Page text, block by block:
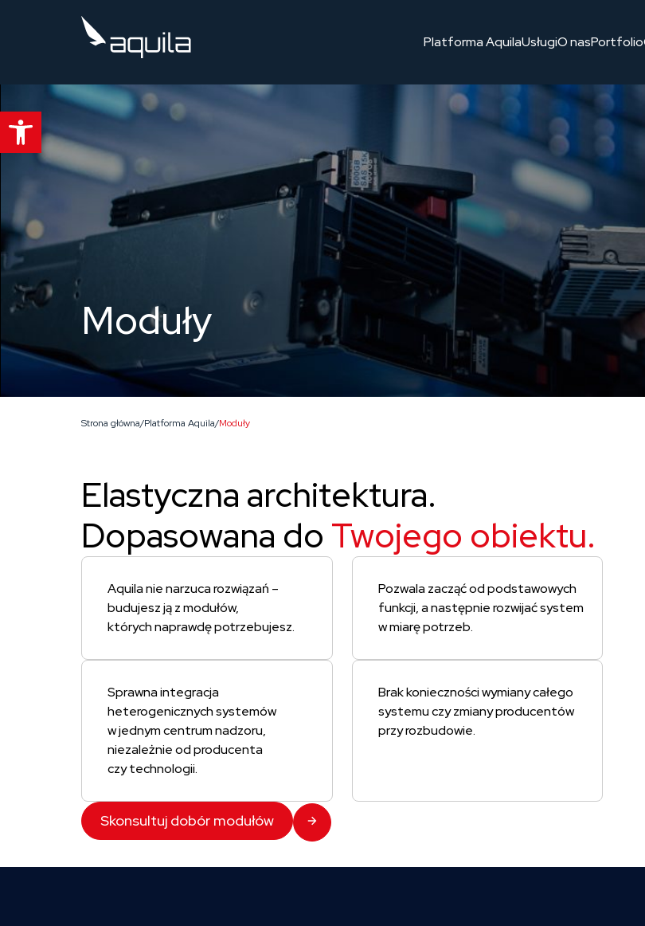
Otwórz pasek narzędzi
Kompleksowy system PSIM dla profesjonalistów od bezpieczeństwa. Polskie, niezależne
Platforma AquilaUsługiO nasPortfolio
Moduły
Strona główna/Platforma Aquila/Moduły
Elastyczna architektura.
Dopasowana do Twojego obiektu.
Aquila nie narzuca rozwiązań –
budujesz ją z modułów,
których naprawdę potrzebujesz.
Pozwala zacząć od podstawowych
funkcji, a następnie rozwijać system
w miarę potrzeb.
Sprawna integracja
heterogenicznych systemów
w jednym centrum nadzoru,
niezależnie od producenta
czy technologii.
Brak konieczności wymiany całego
systemu czy zmiany producentów
przy rozbudowie.
Skonsultuj dobór modułów